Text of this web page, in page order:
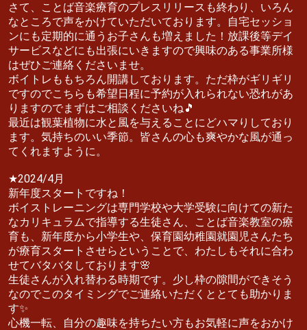
さて、ことば音楽療育のプレスリリースも終わり、いろん
なところで声をかけていただいております。自宅セッショ
ンにも定期的に通うお子さんも増えました！放課後等デイ
サービスなどにも出張にいきますので興味のある事業所様
はぜひご連絡くださいませ。
ボイトレももちろん開講しております。ただ枠がギリギリ
ですのでこちらも希望日程に予約が入れられない恐れがあ
りますのでまずはご相談くださいね🎵
最近は観葉植物に水と風を与えることにどハマりしており
ます。気持ちのいい季節。皆さんの心も爽やかな風が通っ
てくれますように。
★2024/4月
新年度スタートですね！
ボイストレーニングは専門学校や大学受験に向けての新た
なカリキュラムで指導する生徒さん、ことば音楽教室の療
育も、新年度から小学生や、保育園幼稚園就園児さんたち
が療育スタートさせらということで、わたしもそれに合わ
せてバタバタしております🌸
生徒さんが入れ替わる時期です。少し枠の隙間ができそう
なのでこのタイミングでご連絡いただくととても助かりま
す✨
心機一転、自分の趣味を持ちたい方もお気軽に声をおかけ